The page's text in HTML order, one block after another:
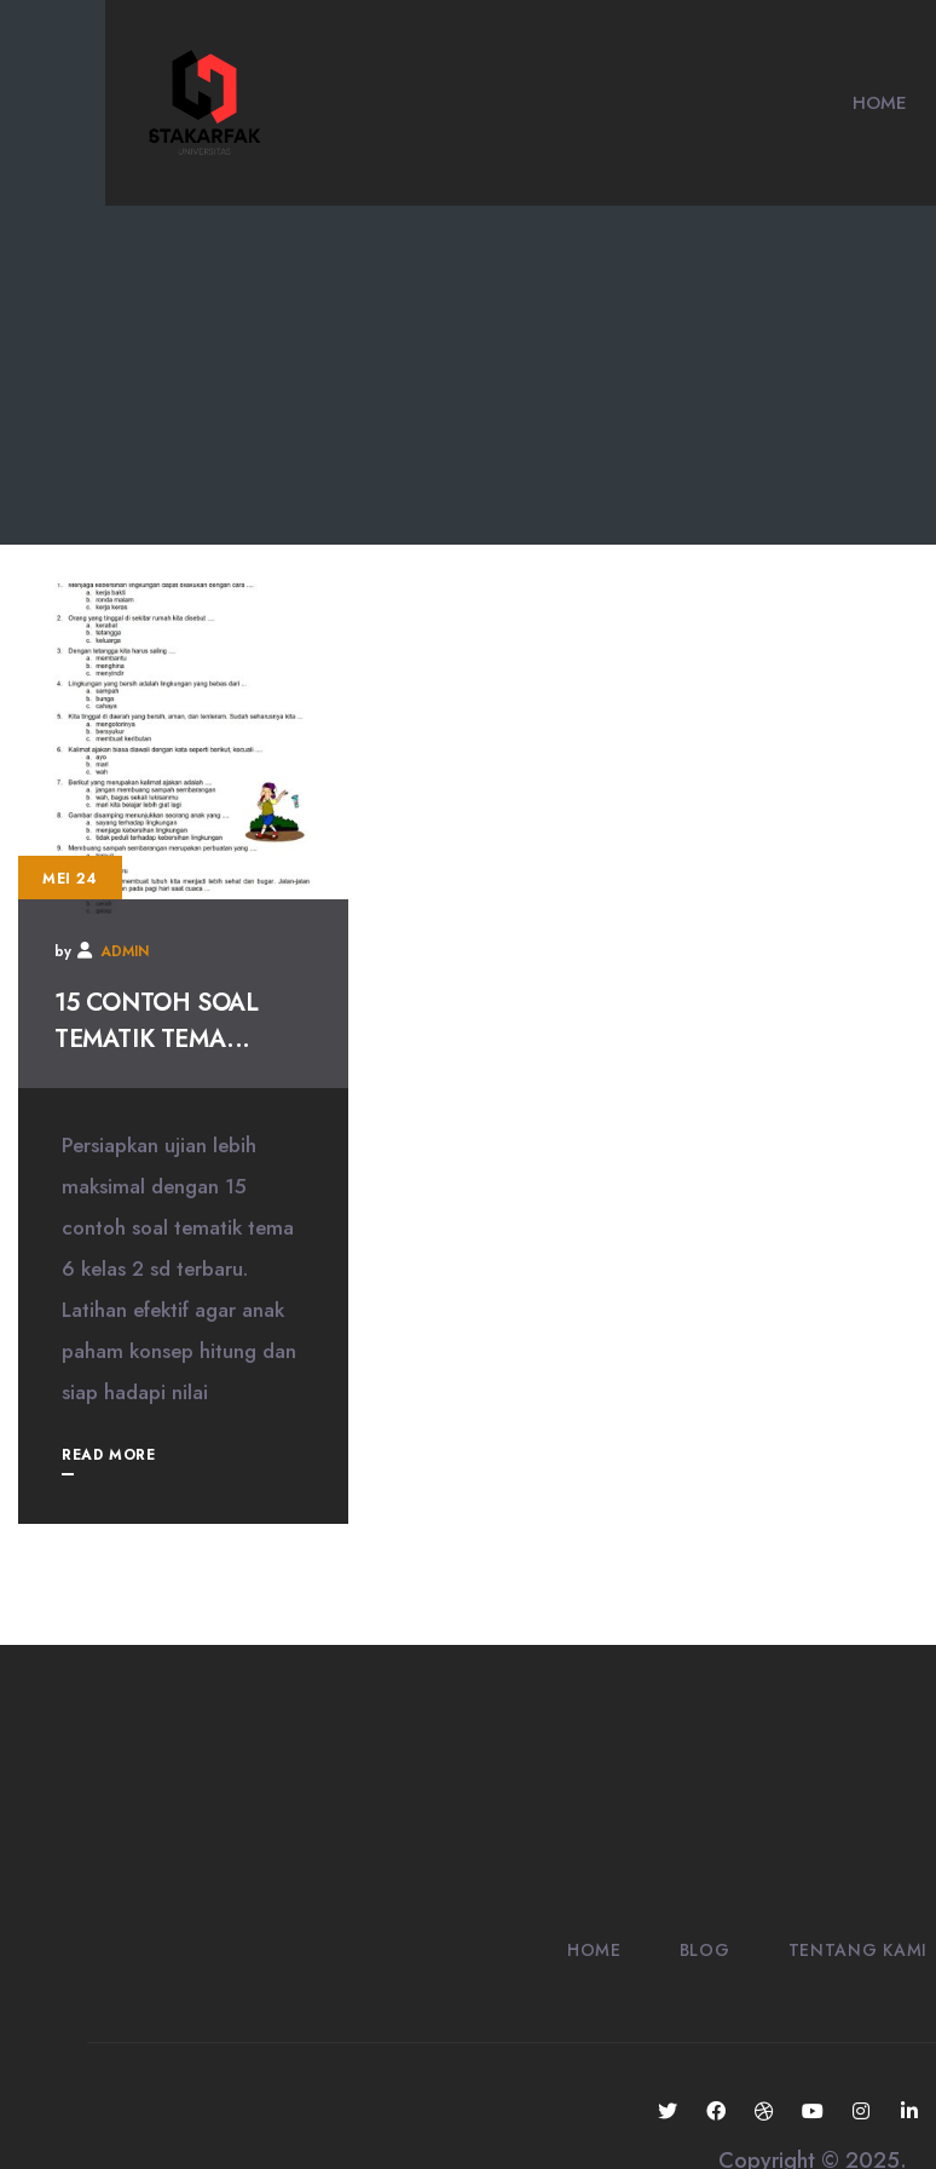
HOME
MEI 24
by ADMIN
15 CONTOH SOAL
TEMATIK TEMA...
Persiapkan ujian lebih
maksimal dengan 15
contoh soal tematik tema
6 kelas 2 sd terbaru.
Latihan efektif agar anak
paham konsep hitung dan
siap hadapi nilai
READ MORE
HOME BLOG TENTANG KAMI
Copyright © 2025.